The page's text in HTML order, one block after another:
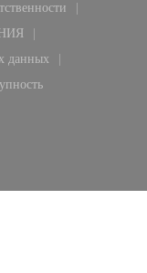
в новом окне))
в новом окне))
данных
в новом окне))
окне))